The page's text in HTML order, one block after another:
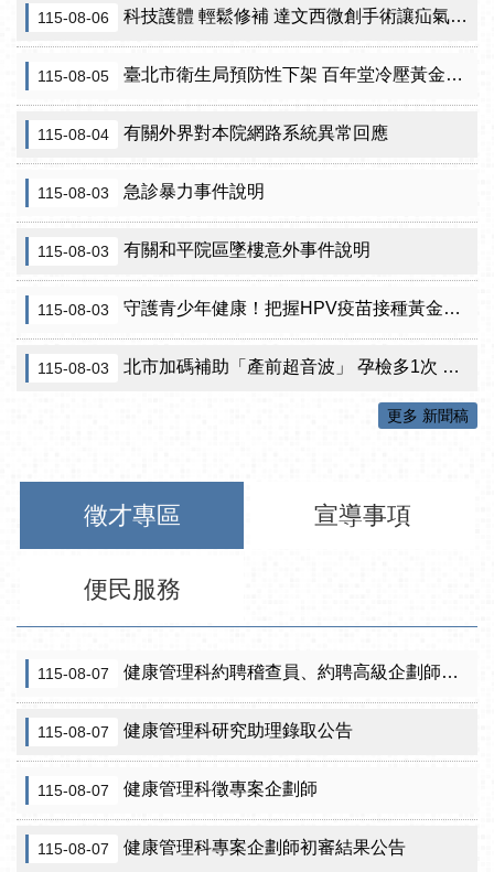
115-08-06 科技護體 輕鬆修補 達文西微創手術讓疝氣治療更精準
115-08-05 臺北市衛生局預防性下架 百年堂冷壓黃金苦茶油產品
115-08-04 有關外界對本院網路系統異常回應
115-08-03 急診暴力事件說明
115-08-03 有關和平院區墜樓意外事件說明
115-08-03 守護青少年健康！把握HPV疫苗接種黃金期 臺北市提供校園設站及98家合約院所接種服務
115-08-03 北市加碼補助「產前超音波」 孕檢多1次 準媽咪「超」安心！
更多 新聞稿
徵才專區 宣導事項
便民服務
115-08-07 健康管理科約聘稽查員、約聘高級企劃師之初審合格名單暨甄試公告
115-08-07 健康管理科研究助理錄取公告
115-08-07 健康管理科徵專案企劃師
115-08-07 健康管理科專案企劃師初審結果公告